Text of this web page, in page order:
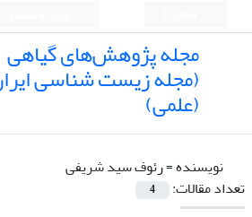
مجله پژوهش‌های گیاهی
(مجله زیست شناسی
(علمی)
نویسنده =رئوف سید شریفی
تعداد مقالات:
4